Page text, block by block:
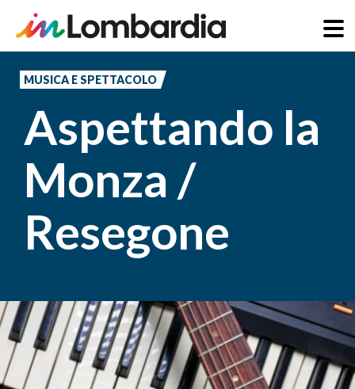
principale
MUSICA E SPETTACOLO
Aspettando la
Monza /
Resegone